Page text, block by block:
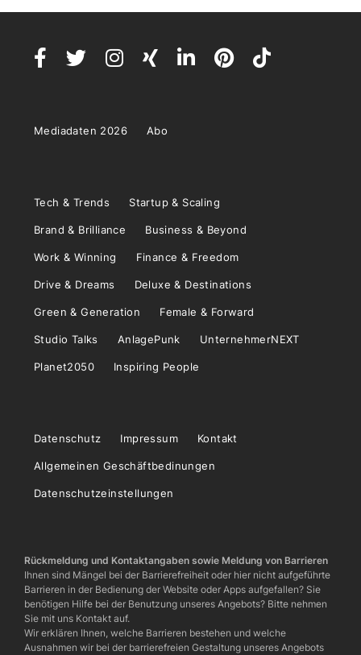
Mediadaten 2026 Abo
Tech & Trends Startup & Scaling
Brand & Brilliance Business & Beyond
Work & Winning Finance & Freedom
Drive & Dreams Deluxe & Destinations
Green & Generation Female & Forward
Studio Talks AnlagePunk UnternehmerNEXT
Planet2050 Inspiring People
Datenschutz Impressum Kontakt
Allgemeinen Geschäftbedinungen
Datenschutzeinstellungen
Rückmeldung und Kontaktangaben sowie Meldung von Barrieren
Ihnen sind Mängel bei der Barrierefreiheit oder hier nicht aufgeführte
Barrieren in der Bedienung der Website oder Apps aufgefallen? Sie
benötigen Hilfe bei der Benutzung unseres Angebots? Bitte nehmen
Sie mit uns Kontakt auf.
Wir erklären Ihnen, welche Barrieren bestehen und welche
Ausnahmen wir bei der barrierefreien Gestaltung unseres Angebots